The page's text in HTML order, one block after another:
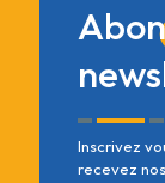
Inscrivez
recevez